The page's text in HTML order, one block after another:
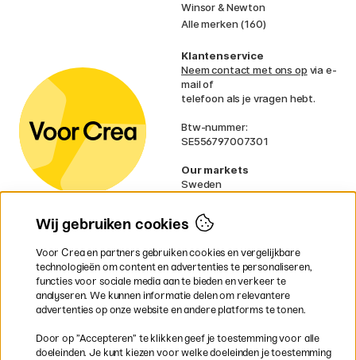
Winsor & Newton
Alle merken (160)
Klantenservice
Neem contact met ons op via e-
mail of
telefoon als je vragen hebt.
Btw-nummer:
SE556797007301
Our markets
Sweden
Denmark
Finland
Ireland
Germany
UK
EU
gelden voor volumineuze producten.
Wij gebruiken cookies
Voor Crea en partners gebruiken cookies en vergelijkbare
technologieën om content en advertenties te personaliseren,
functies voor sociale media aan te bieden en verkeer te
analyseren. We kunnen informatie delen om relevantere
advertenties op onze website en andere platforms te tonen.
Door op ”Accepteren” te klikken geef je toestemming voor alle
doeleinden. Je kunt kiezen voor welke doeleinden je toestemming